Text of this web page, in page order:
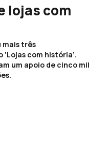
lojas com
mais três
com história’.
um apoio de cinco mil